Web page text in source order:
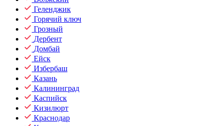
Геленджик
Горячий ключ
Грозный
Дербент
Домбай
Ейск
Избербаш
Казань
Калининград
Каспийск
Кизилюрт
Краснодар